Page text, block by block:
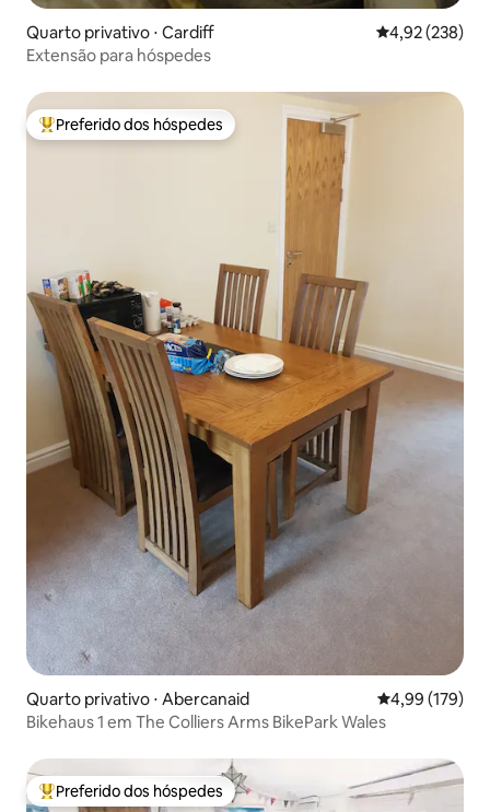
Quarto privativo ⋅ Cardiff 4,92 de uma
4,92 (238)
Extensão para hóspedes
Entre os melhores preferidos dos hóspedes
Preferido dos hóspedes
Quarto privativo ⋅ Abercanaid 4,99 de uma
4,99 (179)
Bikehaus 1 em The Colliers Arms BikePark Wales
Entre os melhores preferidos dos hóspedes
Preferido dos hóspedes